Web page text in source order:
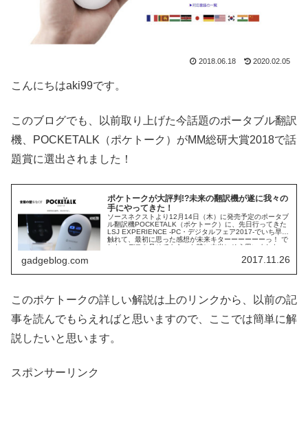
2018.06.18 2020.02.05
こんにちはaki99です。
このブログでも、以前取り上げた今話題のポータブル翻訳
機、POCKETALK（ポケトーク）がMM総研大賞2018で話
題賞に選出されました！
ポケトークが大評判!?未来の翻訳機が遂に我々の
手にやってきた！
ソースネクストより12月14日（木）に発売予定のポータブ
ル翻訳機POCKETALK（ポケトーク）に、先日行ってきた
LSJ EXPERIENCE -PC・デジタルフェア2017-でいち早く
触れて、最初に思った感想が未来キターーーーーーっ！ で
した。デモを見せてもらった時に本当にそう思いました。
gadgeblog.com 2017.11.26
このポケトークの詳しい解説は上のリンクから、以前の記
事を読んでもらえればと思いますので、ここでは簡単に解
説したいと思います。
スポンサーリンク